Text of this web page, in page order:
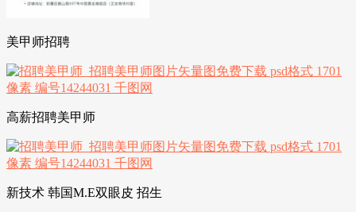
美甲师招聘
高薪招聘美甲师
新技术 韩国M.E双眼皮 招生